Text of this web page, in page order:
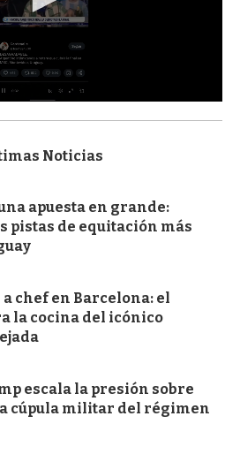
Noticias
apuesta en grande:
pistas de equitación más
a chef en Barcelona: el
la cocina del icónico
escala la presión sobre
cúpula militar del régimen